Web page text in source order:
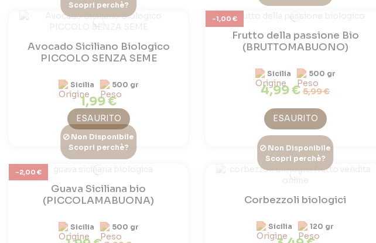
Scopri perchè?
Avocado Siciliano Biologico
PICCOLO SENZA SEME
Sicilia 500 gr
1,99 €
ESAURITO
-1,00 €
Frutto della passione Bio
(BRUTTOMABUONO)
Sicilia 500 gr
4,99 € 5,99 €
ESAURITO
-2,00 €
Non Disponibile
Scopri perchè?
Guava Siciliana bio
(PICCOLAMABUONA)
Sicilia 500 gr
Non Disponibile
Scopri perchè?
Corbezzoli biologici
Sicilia 120 gr